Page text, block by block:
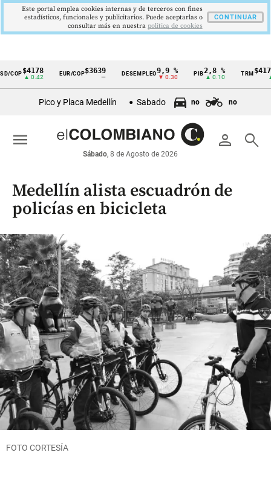
Cintillo
económicos
Colombia
COP$4178
▲ 0.42
EUR/COP$3639 DESEMPLEO 9,9 %
▼ 0.30
PIB2,8 %
▲ 0.10
TRM
▲
Pico y Placa Medellín Sabado no no
person search
Sábado, 8 de Agosto de 2026
menu
Medellín alista escuadrón de
policías en bicicleta
FOTO CORTESÍA
Este portal emplea cookies internas y de terceros con fines
estadísticos, funcionales y publicitarios. Puede aceptarlas o
consultar más en nuestra politica de cookies
CONTINUAR